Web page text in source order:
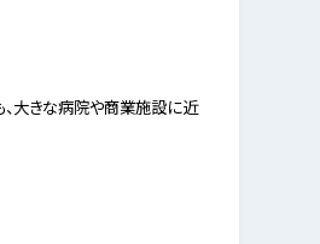
、大きな病院や商業施設に近